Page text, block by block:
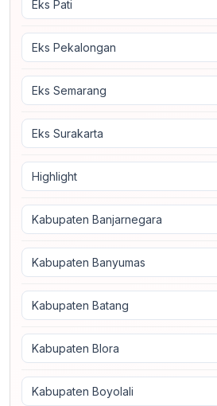
Eks Pati
Eks Pekalongan
Eks Semarang
Eks Surakarta
Highlight
Kabupaten Banjarnegara
Kabupaten Banyumas
Kabupaten Batang
Kabupaten Blora
Kabupaten Boyolali